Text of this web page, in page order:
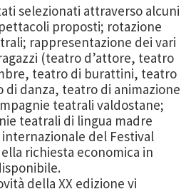
selezionati attraverso alcuni
proposti; rotazione
rappresentazione dei vari
(teatro d’attore, teatro
teatro di burattini, teatro
danza, teatro di animazione
teatrali valdostane;
teatrali di lingua madre
del Festival
richiesta economica in
della XX edizione vi